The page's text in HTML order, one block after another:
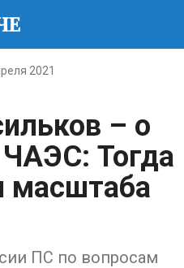
2021
– о
ЧАЭС: Тогда
масштаба
ПС по вопросам